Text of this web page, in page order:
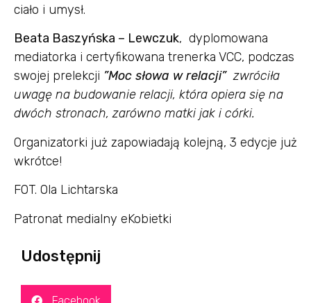
ciało i umysł.
Beata Baszyńska – Lewczuk, dyplomowana
mediatorka i certyfikowana trenerka VCC, podczas
swojej prelekcji ”Moc słowa w relacji” zwróciła
uwagę na budowanie relacji, która opiera się na
dwóch stronach, zarówno matki jak i córki.
Organizatorki już zapowiadają kolejną, 3 edycje już
wkrótce!
FOT. Ola Lichtarska
Patronat medialny eKobietki
Udostępnij
Facebook